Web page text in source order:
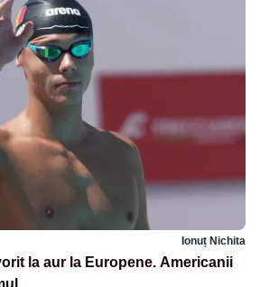
Ionuț Nichita
la aur la Europene. Americanii